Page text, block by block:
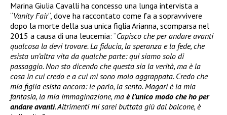
Marina Giulia Cavalli ha concesso una lunga intervista a
“Vanity Fair“, dove ha raccontato come fa a sopravvivere
dopo la morte della sua unica figlia Arianna, scomparsa nel
2015 a causa di una leucemia: “Capisco che per andare avanti
qualcosa la devi trovare. La fiducia, la speranza e la fede, che
esista un’altra vita da qualche parte: qui siamo solo di
passaggio. Non sto dicendo che questa sia la verità, ma è la
cosa in cui credo e a cui mi sono molo aggrappata. Credo che
mia figlia esista ancora: le parlo, la sento. Magari è la mia
fantasia, la mia immaginazione, ma è l’unico modo che ho per
andare avanti. Altrimenti mi sarei buttata giù dal balcone, è